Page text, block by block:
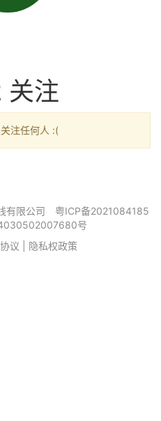
注
注任何人 :(
有限公司
粤ICP备2021084185
号
议 隐私权政策